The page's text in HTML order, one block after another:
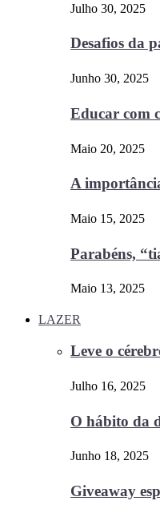
Julho 30, 2025
Desafios da
Junho 30, 2025
Educar com
Maio 20, 2025
A
Maio 15, 2025
Parabéns,
Maio 13, 2025
LAZER
Leve o
Julho 16, 2025
O hábito da
Junho 18, 2025
Giveaway